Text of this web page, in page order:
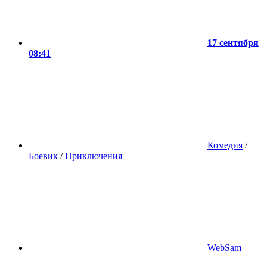
17 сентября
08:41
Комедия /
Боевик /Приключения
WebSam